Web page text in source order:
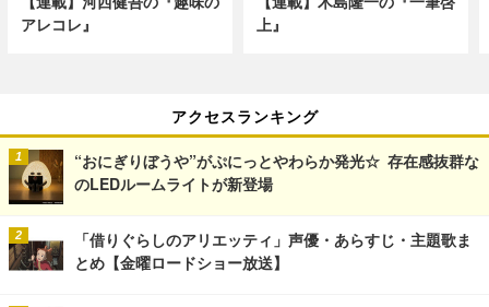
アレコレ』
上』
アクセスランキング
“おにぎりぼうや”がぷにっとやわらか発光☆ 存在感抜群な
のLEDルームライトが新登場
「借りぐらしのアリエッティ」声優・あらすじ・主題歌ま
とめ【金曜ロードショー放送】